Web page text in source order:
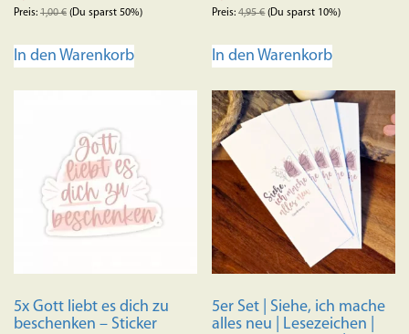
Preis: 1,00€ (Du sparst 50%)
In den Warenkorb
Preis:4,95€(Du sparst 10%)
In den Warenkorb
5x Gott liebt es dich zu
beschenken – Sticker
5er Set | Siehe, ich mache
alles neu | Lesezeichen |